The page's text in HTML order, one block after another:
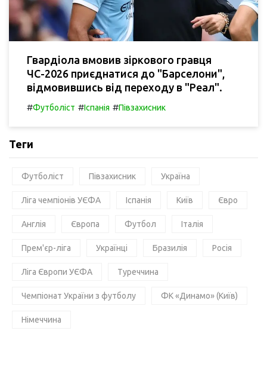
Гвардіола вмовив зіркового гравця
ЧС-2026 приєднатися до "Барселони",
відмовившись від переходу в "Реал".
#Футболіст #Іспанія #Півзахисник
Теги
Футболіст Півзахисник Україна
Ліга чемпіонів УЄФА Іспанія Київ Євро
Англія Європа Футбол Італія
Прем'єр-ліга Українці Бразилія Росія
Ліга Європи УЄФА Туреччина
Чемпіонат України з футболу ФК «Динамо» (Київ)
Німеччина